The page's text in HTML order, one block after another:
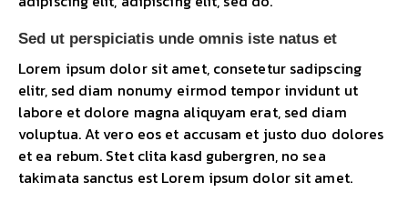
Sed ut perspiciatis unde omnis iste natus et
Lorem ipsum dolor sit amet, consetetur sadipscing
elitr, sed diam nonumy eirmod tempor invidunt ut
labore et dolore magna aliquyam erat, sed diam
voluptua. At vero eos et accusam et justo duo dolores
et ea rebum. Stet clita kasd gubergren, no sea
takimata sanctus est Lorem ipsum dolor sit amet.